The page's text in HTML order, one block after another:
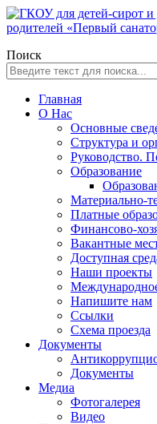
Поиск
Главная
О Нас
Основные
Структура и
Руководство.
Образование
Материально-
Платные
Финансово-
Вакантные
Доступная
Наши проекты
Напишите нам
Ссылки
Схема проезда
Документы
Документы
Медиа
Фотогалерея
Видео